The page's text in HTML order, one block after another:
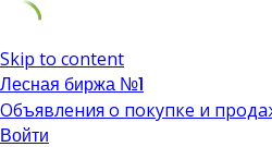
Skip to content
Лесная биржа №1
Объявления о покупке и
Войти